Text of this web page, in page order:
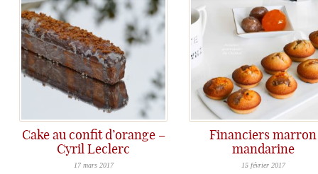
Cake au confit d’orange –
Cyril Leclerc
Un cake d'exception... un grand merci au Chef Cyril Leclerc pour la recette!
17 mars 2017
Financiers marron
mandarine
Des financiers irrésistibles et addictifs...
15 février 2017